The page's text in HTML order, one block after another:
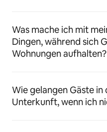
Was mache ich mit
Dingen, während sich
Wohnungen aufhalten?
Wie gelangen Gäste
Unterkunft, wenn ich